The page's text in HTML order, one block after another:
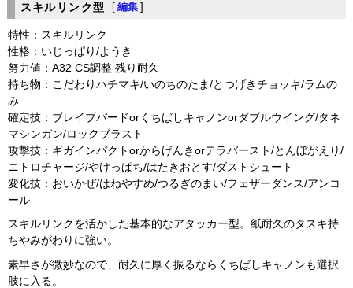
スキルリンク型 [ 編集 ]
特性：スキルリンク
性格：いじっぱり/ようき
努力値：A32 CS調整 残り耐久
持ち物：こだわりハチマキ/いのちのたま/とつげきチョッキ/ラムの
み
確定技：ブレイブバードorくちばしキャノンorダブルウイング/タネ
マシンガン/ロックブラスト
攻撃技：ギガインパクトorからげんきorテラバースト/とんぼがえり/
ニトロチャージ/やけっぱち/はたきおとす/ダストシュート
変化技：おいかぜ/はねやすめ/つるぎのまい/フェザーダンス/アンコ
ール
スキルリンクを活かした基本的なアタッカー型。紙耐久のタスキ持
ちやみがわりに強い。
素早さが微妙なので、耐久に厚く振るならくちばしキャノンも選択
肢に入る。